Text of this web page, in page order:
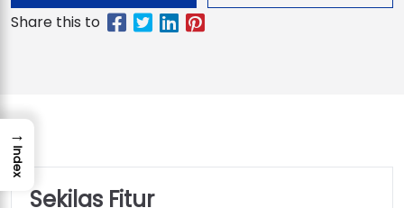
Sekilas Fitur
→
Index